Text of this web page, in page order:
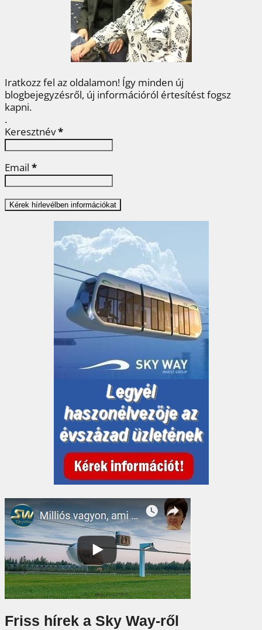
o
k
r
e
s
t
I
n
e
g
Iratkozz fel az oldalamon! Így minden új
blogbejegyzésről, új információról értesítést fogsz
kapni.
.
Keresztnév*
Email *
Friss hírek a Sky Way-ről